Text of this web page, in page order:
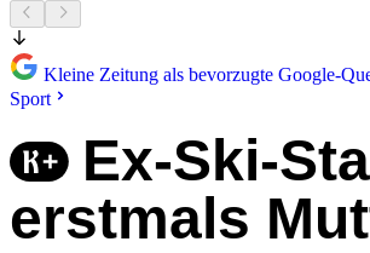
Kleine Zeitung als bevorzugte Google-
Sport
Ex-Ski-
erstmals